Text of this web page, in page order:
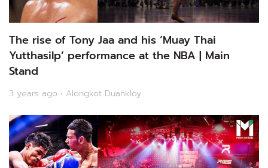
The rise of Tony Jaa and his ‘Muay Thai
Yutthasilp’ performance at the NBA | Main
Stand
3 years ago • Alongkot Duankloy